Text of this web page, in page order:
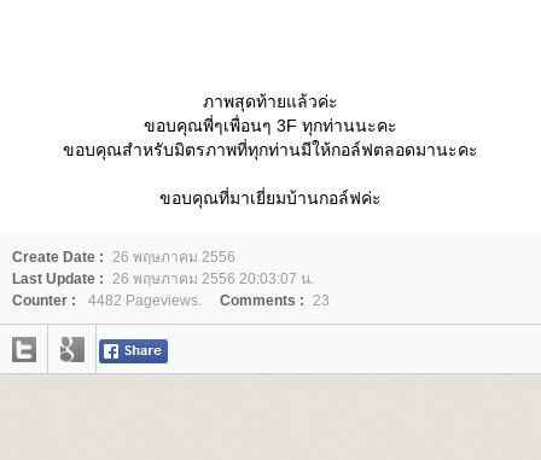
ภาพสุดท้ายแล้วค่ะ
ขอบคุณพี่ๆเพื่อนๆ 3F ทุกท่านนะคะ
ขอบคุณสำหรับมิตรภาพที่ทุกท่านมีให้กอล์ฟตลอดมานะคะ
ขอบคุณที่มาเยี่ยมบ้านกอล์ฟค่ะ
Create Date : 26 พฤษภาคม 2556
Last Update : 26 พฤษภาคม 2556 20:03:07 น.
Counter :
4482 Pageviews. Comments : 23